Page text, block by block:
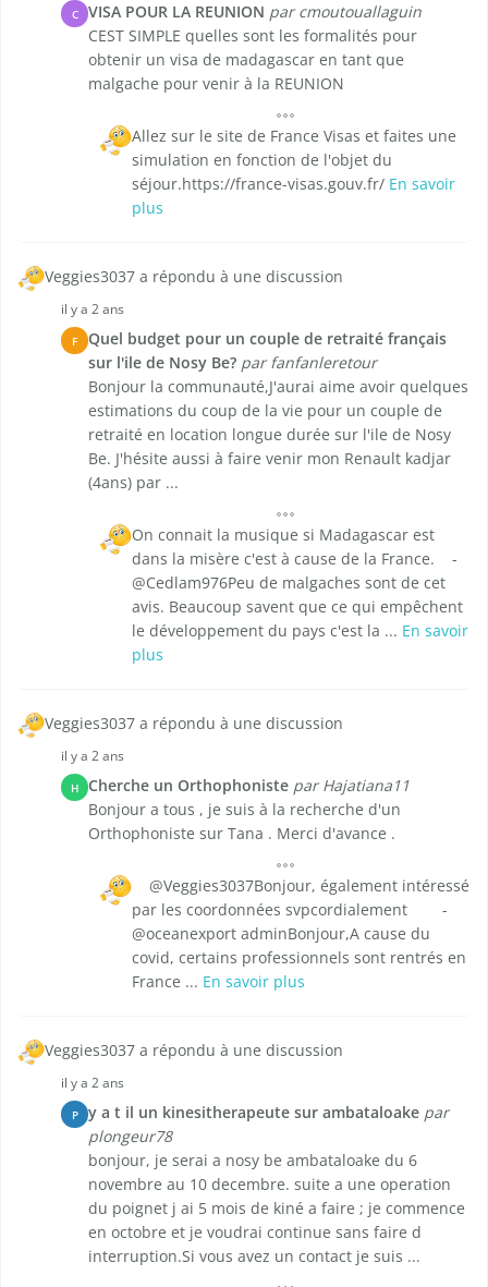
C VISA POUR LA REUNION par cmoutouallaguin
CEST SIMPLE quelles sont les formalités pour
obtenir un visa de madagascar en tant que
malgache pour venir à la REUNION
Allez sur le site de France Visas et faites une
simulation en fonction de l'objet du
séjour.https://france-visas.gouv.fr/ En savoir
plus
Veggies3037 a répondu à une discussion
il y a 2 ans
F
Quel budget pour un couple de retraité français
sur l'ile de Nosy Be? par fanfanleretour
Bonjour la communauté,J'aurai aime avoir quelques
estimations du coup de la vie pour un couple de
retraité en location longue durée sur l'ile de Nosy
Be. J'hésite aussi à faire venir mon Renault kadjar
(4ans) par ...
On connait la musique si Madagascar est
dans la misère c'est à cause de la France. -
@Cedlam976Peu de malgaches sont de cet
avis. Beaucoup savent que ce qui empêchent
le développement du pays c'est la ... En savoir
plus
Veggies3037 a répondu à une discussion
il y a 2 ans
H Cherche un Orthophoniste par Hajatiana11
Bonjour a tous , je suis à la recherche d'un
Orthophoniste sur Tana . Merci d'avance .
@Veggies3037Bonjour, également intéressé
par les coordonnées svpcordialement -
@oceanexport adminBonjour,A cause du
covid, certains professionnels sont rentrés en
France ... En savoir plus
Veggies3037 a répondu à une discussion
il y a 2 ans
P y a t il un kinesitherapeute sur ambataloake par
plongeur78
bonjour, je serai a nosy be ambataloake du 6
novembre au 10 decembre. suite a une operation
du poignet j ai 5 mois de kiné a faire ; je commence
en octobre et je voudrai continue sans faire d
interruption.Si vous avez un contact je suis ...